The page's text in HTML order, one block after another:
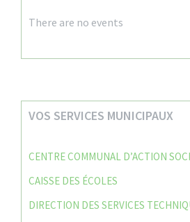
There are no events
VOS SERVICES MUNICIPAUX
CENTRE COMMUNAL D’ACTION
CAISSE DES ÉCOLES
DIRECTION DES SERVICES